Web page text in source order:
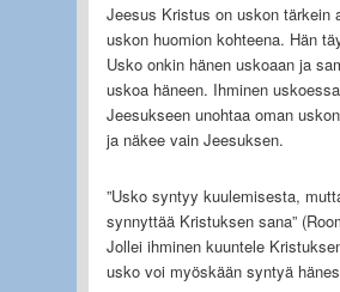
Jeesus Kristus on uskon tärkein
uskon huomion kohteena. Hän
Usko onkin hänen uskoaan ja
uskoa häneen. Ihminen
Jeesukseen unohtaa oman
ja näkee vain Jeesuksen.
”Usko syntyy kuulemisesta,
synnyttää Kristuksen sana”
Jollei ihminen kuuntele
usko voi myöskään syntyä